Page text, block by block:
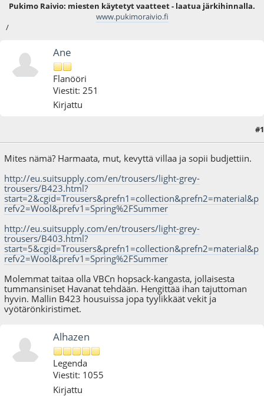
Pukimo Raivio: miesten käytetyt vaatteet - laatua järkihinnalla.
www.pukimoraivio.fi
/
Ane
Flanööri
Viestit: 251
Kirjattu
#1
Mites nämä? Harmaata, mut, kevyttä villaa ja sopii budjettiin.
http://eu.suitsupply.com/en/trousers/light-grey-
trousers/B423.html?
start=2&cgid=Trousers&prefn1=collection&prefn2=material&p
refv2=Wool&prefv1=Spring%2FSummer
http://eu.suitsupply.com/en/trousers/light-grey-
trousers/B403.html?
start=5&cgid=Trousers&prefn1=collection&prefn2=material&p
refv2=Wool&prefv1=Spring%2FSummer
Molemmat taitaa olla VBCn hopsack-kangasta, jollaisesta
tummansiniset Havanat tehdään. Hengittää ihan tajuttoman
hyvin. Mallin B423 housuissa jopa tyylikkäät vekit ja
vyötärönkiristimet.
Alhazen
Legenda
Viestit: 1055
Kirjattu